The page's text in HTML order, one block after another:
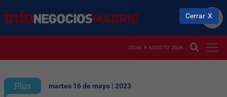
DOM. 9 AGOSTO 2026
Plus martes 16 de mayo | 2023
Cerrar